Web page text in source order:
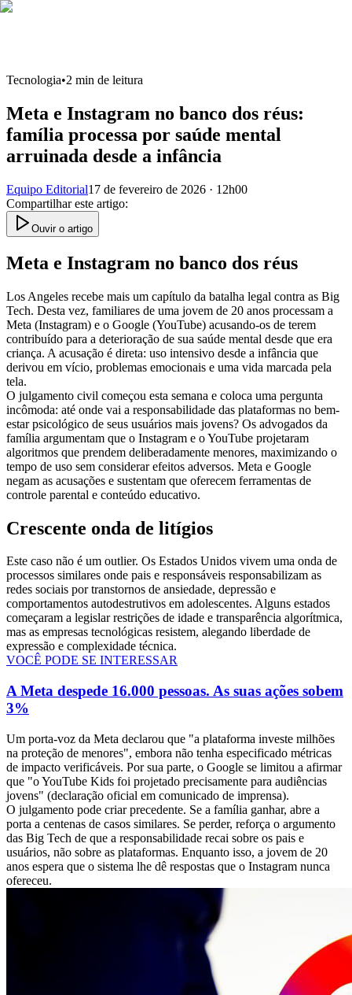
Tecnologia•2 min de leitura
Meta e Instagram no banco dos réus:
família processa por saúde mental
arruinada desde a infância
Equipo Editorial17 de fevereiro de 2026 · 12h00
Compartilhar este artigo:
Ouvir o artigo
Meta e Instagram no banco dos réus
Los Angeles recebe mais um capítulo da batalha legal contra as Big
Tech. Desta vez, familiares de uma jovem de 20 anos processam a
Meta (Instagram) e o Google (YouTube) acusando-os de terem
contribuído para a deterioração de sua saúde mental desde que era
criança. A acusação é direta: uso intensivo desde a infância que
derivou em vício, problemas emocionais e uma vida marcada pela
tela.
O julgamento civil começou esta semana e coloca uma pergunta
incômoda: até onde vai a responsabilidade das plataformas no bem-
estar psicológico de seus usuários mais jovens? Os advogados da
família argumentam que o Instagram e o YouTube projetaram
algoritmos que prendem deliberadamente menores, maximizando o
tempo de uso sem considerar efeitos adversos. Meta e Google
negam as acusações e sustentam que oferecem ferramentas de
controle parental e conteúdo educativo.
Crescente onda de litígios
Este caso não é um outlier. Os Estados Unidos vivem uma onda de
processos similares onde pais e responsáveis responsabilizam as
redes sociais por transtornos de ansiedade, depressão e
comportamentos autodestrutivos em adolescentes. Alguns estados
começaram a legislar restrições de idade e transparência algorítmica,
mas as empresas tecnológicas resistem, alegando liberdade de
expressão e complexidade técnica.
VOCÊ PODE SE INTERESSAR
A Meta despede 16.000 pessoas. As suas ações sobem
3%
Um porta-voz da Meta declarou que "a plataforma investe milhões
na proteção de menores", embora não tenha especificado métricas
de impacto verificáveis. Por sua parte, o Google se limitou a afirmar
que "o YouTube Kids foi projetado precisamente para audiências
jovens" (declaração oficial em comunicado de imprensa).
O julgamento pode criar precedente. Se a família ganhar, abre a
porta a centenas de casos similares. Se perder, reforça o argumento
das Big Tech de que a responsabilidade recai sobre os pais e
usuários, não sobre as plataformas. Enquanto isso, a jovem de 20
anos espera que o sistema lhe dê respostas que o Instagram nunca
ofereceu.